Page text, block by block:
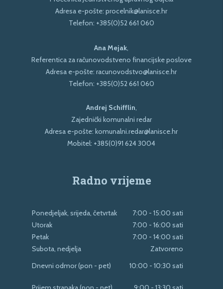
Adresa e-pošte: procelnik@lanisce.hr
Telefon: +385(0)52 661 060
Ana Mejak,
Referentica za računovodstveno financijske poslove
Adresa e-pošte: racunovodstvo@lanisce.hr
Telefon: +385(0)52 661 060
Andrej Schifflin,
Zajednički komunalni redar
Adresa e-pošte: komunalni.redar@lanisce.hr
Mobitel: +385(0)91 624 3004
Radno vrijeme
Ponedjeljak, srijeda, četvrtak
7:00 - 15:00 sati
Utorak
7:00 - 16:00 sati
Petak
7:00 - 14:00 sati
Subota, nedjelja
Zatvoreno
Dnevni odmor (pon - pet)
10:00 - 10:30 sati